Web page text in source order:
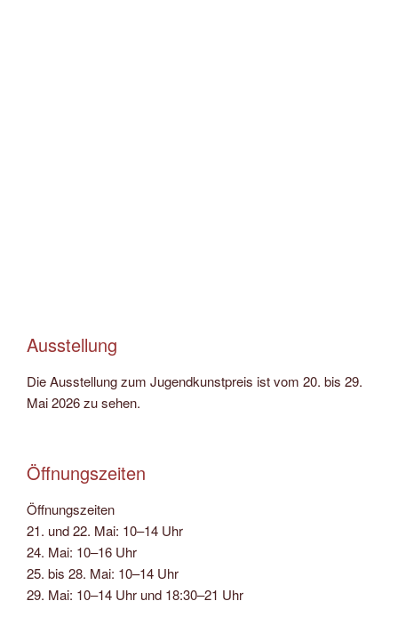
Ausstellung
Die Ausstellung zum Jugendkunstpreis ist vom 20. bis 29.
Mai 2026 zu sehen.
Öffnungszeiten
Öffnungszeiten
21. und 22. Mai: 10–14 Uhr
24. Mai: 10–16 Uhr
25. bis 28. Mai: 10–14 Uhr
29. Mai: 10–14 Uhr und 18:30–21 Uhr